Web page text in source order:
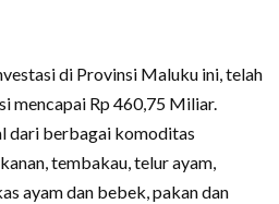
di Provinsi Maluku ini, telah
mencapai Rp 460,75 Miliar.
dari berbagai komoditas
tembakau, telur ayam,
ayam dan bebek, pakan dan